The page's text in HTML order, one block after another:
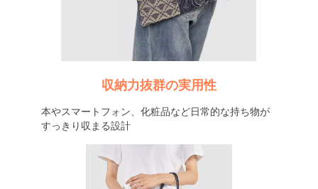
収納力抜群の実用性
本やスマートフォン、化粧品など日常的な持ち物が
すっきり収まる設計